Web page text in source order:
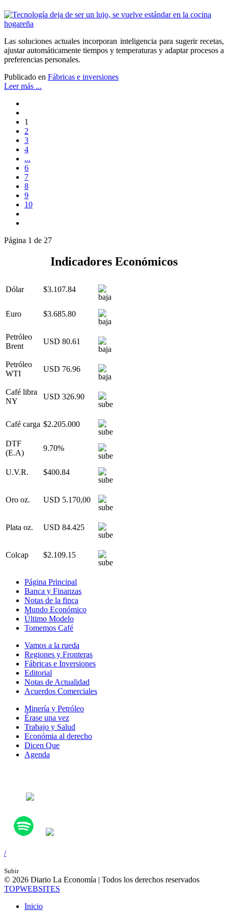
Las soluciones actuales incorporan inteligencia para sugerir recetas,
ajustar automáticamente tiempos y temperaturas y adaptar procesos a
preferencias personales.
Publicado en Fábricas e inversiones
Leer más ...
1
2
3
4
...
6
7
8
9
10
Página 1 de 27
Indicadores Económicos
Dólar $3.107.84
Euro $3.685.80
Petróleo
Brent
USD 80.61
Petróleo
WTI
USD 76.96
Café libra
NY
USD 326.90
Café carga $2.205.000
DTF
(E.A)
9.70%
U.V.R. $400.84
Oro oz. USD 5.170,00
Plata oz. USD 84.425
Colcap $2.109.15
Página Principal
Banca y Finanzas
Notas de la finca
Mundo Económico
Último Modelo
Tomemos Café
Vamos a la rueda
Regiones y Fronteras
Fábricas e Inversiones
Editorial
Notas de Actualidad
Acuerdos Comerciales
Minería y Petróleo
Érase una vez
Trabajo y Salud
Económia al derecho
Dicen Que
Agenda
/
Subir
© 2026 Diario La Economía | Todos los derechos reservados
TOPWEBSITES
Inicio